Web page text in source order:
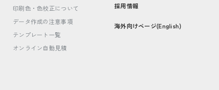
印刷色・色校正について
データ作成の注意事項
テンプレート一覧
オンライン自動見積
採用情報
海外向けページ(English)